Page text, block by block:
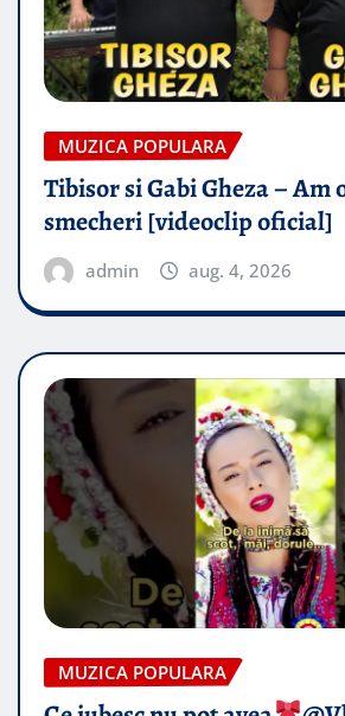
MUZICA POPULARA
Tibisor si Gabi Gheza – Am
smecheri [videoclip oficial]
admin aug. 4, 2026
MUZICA POPULARA